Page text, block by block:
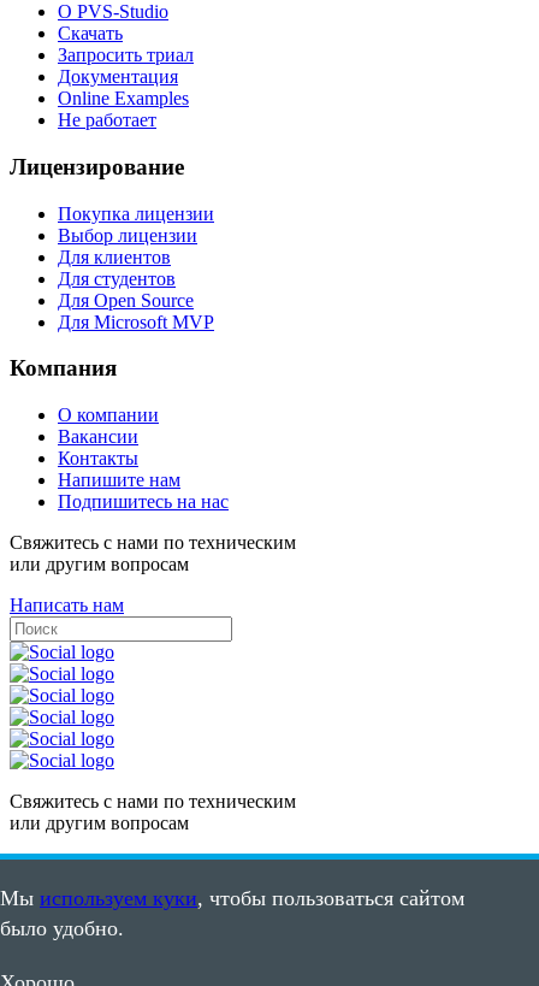
Мы используем куки, чтобы пользоваться сайтом
было удобно.
О PVS-Studio
Скачать
Запросить триал
Документация
Online Examples
Не работает
Лицензирование
Покупка лицензии
Выбор лицензии
Для клиентов
Для студентов
Для Open Source
Для Microsoft MVP
Компания
О компании
Вакансии
Контакты
Напишите нам
Подпишитесь на нас
Свяжитесь с нами по техническим
или другим вопросам
Написать нам
Свяжитесь с нами по техническим
или другим вопросам
Написать нам
Карта сайта
Пользовательское соглашение